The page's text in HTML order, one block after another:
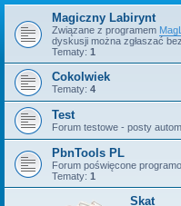
Magiczny Labirynt
Związane z programem
dyskusji można zgłaszać
Tematy: 1
Cokolwiek
Tematy: 4
Test
Forum testowe - posty
PbnTools PL
Forum poświęcone
Tematy: 1
Skat